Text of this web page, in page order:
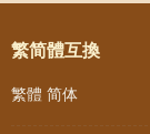
繁简體互換
繁體 简体